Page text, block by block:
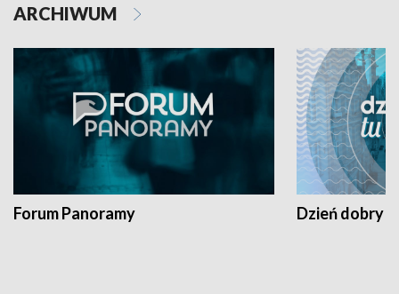
ARCHIWUM
Forum Panoramy Dzień dobry